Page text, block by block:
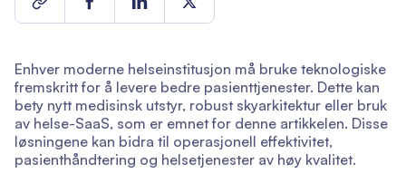
Enhver moderne helseinstitusjon må bruke teknologiske
fremskritt for å levere bedre pasienttjenester. Dette kan
bety nytt medisinsk utstyr, robust skyarkitektur eller bruk
av helse-SaaS, som er emnet for denne artikkelen. Disse
løsningene kan bidra til operasjonell effektivitet,
pasienthåndtering og helsetjenester av høy kvalitet.